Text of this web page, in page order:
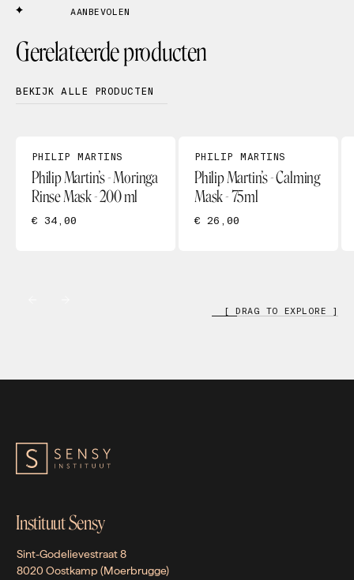
AANBEVOLEN
Gerelateerde producten
BEKIJK ALLE PRODUCTEN
PHILIP MARTINS
Philip Martin’s - Moringa
Rinse Mask - 200 ml
€ 34,00
PHILIP MARTINS
Philip Martin’s - Calming
Mask - 75ml
€ 26,00
[ DRAG TO EXPLORE ]
Instituut Sensy
Sint-Godelievestraat 8
8020 Oostkamp (Moerbrugge)